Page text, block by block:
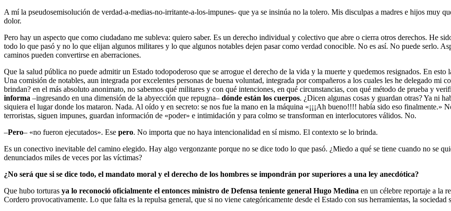
A mí la pseudosemisolución de verdad-a-medias-no-irritante-a-los-impunes- que ya se insinúa no la tolero. Mis disculpas a madres e hijos muy
dolor.
Pero hay un aspecto que como ciudadano me subleva: quiero saber. Es un derecho individual y colectivo que abre o cierra otros derechos. He
todo lo que pasó y no lo que elijan algunos militares y lo que algunos notables dejen pasar como verdad conocible. No es así. No puede serlo.
caminos pueden convertirse en aberraciones.
Que la salud pública no puede admitir un Estado todopoderoso que se arrogue el derecho de la vida y la muerte y quedemos resignados. En esto
Una comisión de notables, aun integrada por excelentes personas de buena voluntad, integrada por compañeros a los cuales les he delegado mi
brindan? en el más absoluto anonimato, no sabemos qué militares y con qué intenciones, en qué circunstancias, con qué método de prueba y
informa –ingresando en una dimensión de la abyección que repugna– dónde están los cuerpos. ¿Dicen algunas cosas y guardan otras? Ya ni
siquiera el lugar donde los mataron. Nada. Al oído y en secreto: se nos fue la mano en la máquina «¡¡¡Ah bueno!!!! había sido eso finalmente.»
terroristas, siguen impunes, guardan información de «poder» e intimidación y para colmo se transforman en interlocutores válidos. No.
–Pero– «no fueron ejecutados». Ese pero. No importa que no haya intencionalidad en sí mismo. El contexto se lo brinda.
Es un conectivo inevitable del camino elegido. Hay algo vergonzante porque no se dice todo lo que pasó. ¿Miedo a qué se tiene cuando no se
denunciados miles de veces por las víctimas?
¿No será que si se dice todo, el mandato moral y el derecho de los hombres se impondrán por superiores a una ley anecdótica?
Que hubo torturas ya lo reconoció oficialmente el entonces ministro de Defensa teniente general Hugo Medina en un célebre reportaje a la
Cordero provocativamente. Lo que falta es la repulsa general, que si no viene categóricamente desde el Estado con sus herramientas, la sociedad